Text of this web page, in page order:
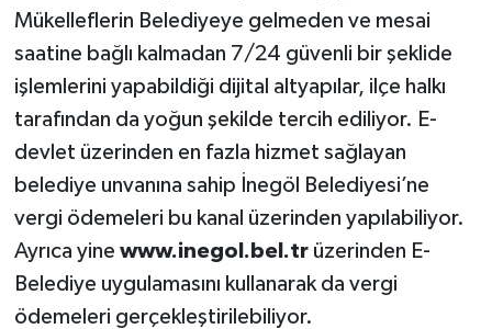
Mükelleflerin Belediyeye gelmeden ve mesai
saatine bağlı kalmadan 7/24 güvenli bir şeklide
işlemlerini yapabildiği dijital altyapılar, ilçe halkı
tarafından da yoğun şekilde tercih ediliyor. E-
devlet üzerinden en fazla hizmet sağlayan
belediye unvanına sahip İnegöl Belediyesi’ne
vergi ödemeleri bu kanal üzerinden yapılabiliyor.
Ayrıca yine www.inegol.bel.trüzerinden E-
Belediye uygulamasını kullanarak da vergi
ödemeleri gerçekleştirilebiliyor.